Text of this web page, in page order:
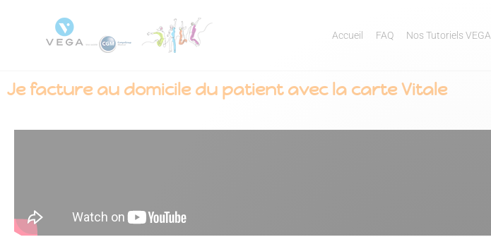
Accueil FAQ Nos Tutoriels VEGA
Je facture au domicile du patient avec la carte Vitale